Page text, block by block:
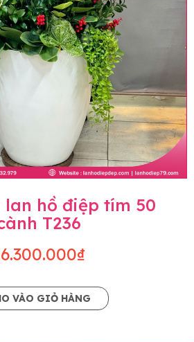
lan hồ điệp tím 50
T236
VÀO GIỎ HÀNG